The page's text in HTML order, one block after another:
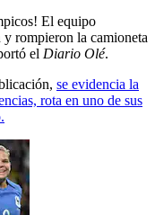
El equipo
rompieron la camioneta
el Diario Olé.
se evidencia la
rota en uno de sus